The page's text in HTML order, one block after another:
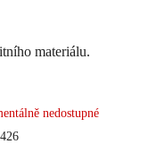
materiálu.
nedostupné